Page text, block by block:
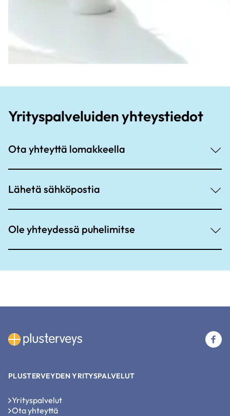
Yrityspalveluiden yhteystiedot
Ota yhteyttä lomakkeella
Lähetä sähköpostia
Ole yhteydessä puhelimitse
PLUSTERVEYDEN YRITYSPALVELUT
Yrityspalvelut
Ota yhteyttä